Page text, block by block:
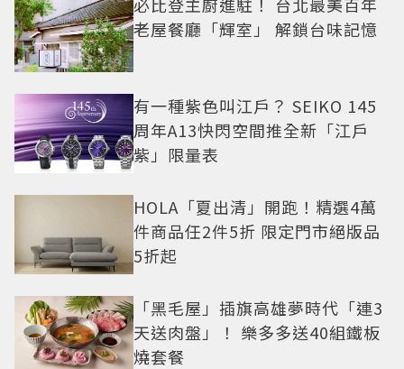
老屋餐廳「輝室」 解鎖台味記憶
有一種紫色叫江戶？ SEIKO 145
周年A13快閃空間推全新「江戶
紫」限量表
HOLA「夏出清」開跑！精選4萬
件商品任2件5折 限定門市絕版品
5折起
「黑毛屋」插旗高雄夢時代「連3
天送肉盤」！ 樂多多送40組鐵板
燒套餐